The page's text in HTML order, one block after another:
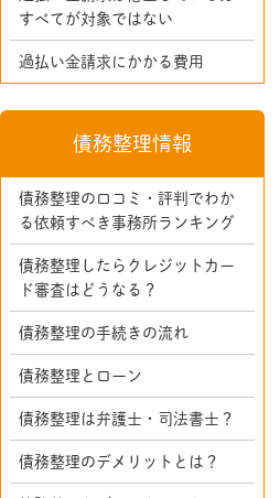
すべてが対象ではない
過払い金請求にかかる費用
債務整理情報
債務整理の口コミ・評判でわか
る依頼すべき事務所ランキング
債務整理したらクレジットカー
ド審査はどうなる？
債務整理の手続きの流れ
債務整理とローン
債務整理は弁護士・司法書士？
債務整理のデメリットとは？